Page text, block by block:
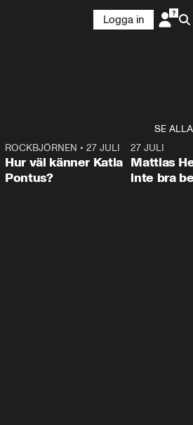
Logga in
SE ALLA
0:46
ROCKBJÖRNEN •27 JULI
Hur väl känner Katia
Pontus?
27 JULI
Mattias
inte bra